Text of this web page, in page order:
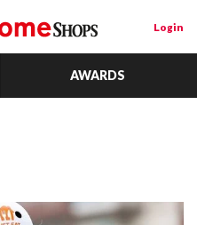
Login
AWARDS